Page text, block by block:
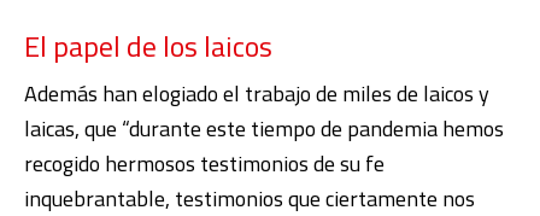
El papel de los laicos
Además han elogiado el trabajo de miles de laicos y
laicas, que “durante este tiempo de pandemia hemos
recogido hermosos testimonios de su fe
inquebrantable, testimonios que ciertamente nos